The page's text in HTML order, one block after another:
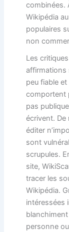
combinées.
Wikipédia
populaires
non
Les
affirmations
peu fiable
comportent
pas
écrivent. De
éditer
sont
scrupules.
site,
tracer les
Wikipédia.
intéressées
personne